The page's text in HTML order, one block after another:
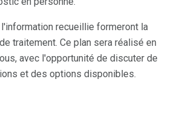
recueillie formeront la
traitement. Ce plan sera réalisé en
avec l'opportunité de discuter de
et des options disponibles.